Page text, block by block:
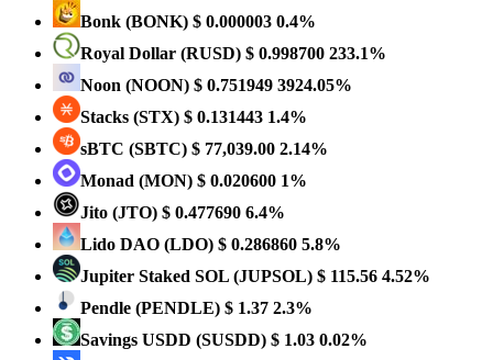
Bonk (BONK) $ 0.000003 0.4%
Royal Dollar (RUSD) $ 0.998700 233.1%
Noon (NOON) $ 0.751949 3924.05%
Stacks (STX) $ 0.131443 1.4%
sBTC (SBTC) $ 77,039.00 2.14%
Monad (MON) $ 0.020600 1%
Jito (JTO) $ 0.477690 6.4%
Lido DAO (LDO) $ 0.286860 5.8%
Jupiter Staked SOL (JUPSOL) $ 115.56 4.52%
Pendle (PENDLE) $ 1.37 2.3%
Savings USDD (SUSDD) $ 1.03 0.02%